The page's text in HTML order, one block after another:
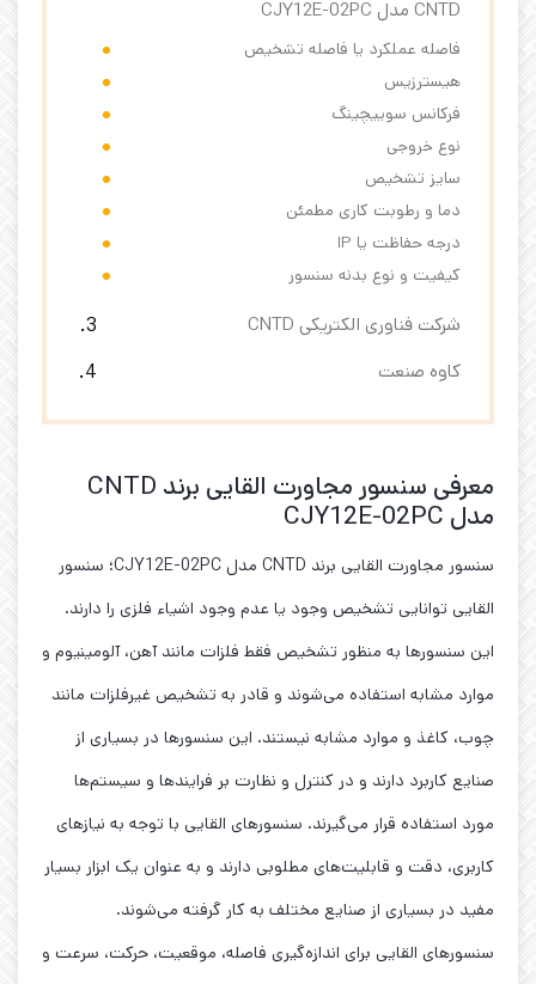
CNTD مدل CJY12E-02PC
فاصله عملکرد یا فاصله تشخیص
هیسترزیس
فرکانس سوییچینگ
نوع خروجی
سایز تشخیص
دما و رطوبت کاری مطمئن
درجه حفاظت یا IP
کیفیت و نوع بدنه سنسور
شرکت فناوری الکتریکی CNTD
کاوه صنعت
معرفی سنسور مجاورت القایی برند CNTD
مدل CJY12E-02PC
سنسور مجاورت القایی برند CNTD مدل CJY12E-02PC؛ سنسور
القایی توانایی تشخیص وجود یا عدم وجود اشیاء فلزی را دارند.
این سنسورها به منظور تشخیص فقط فلزات مانند آهن، آلومینیوم و
موارد مشابه استفاده می‌شوند و قادر به تشخیص غیرفلزات مانند
چوب، کاغذ و موارد مشابه نیستند. این سنسورها در بسیاری از
صنایع کاربرد دارند و در کنترل و نظارت بر فرایندها و سیستم‌ها
مورد استفاده قرار می‌گیرند. سنسورهای القایی با توجه به نیازهای
کاربری، دقت و قابلیت‌های مطلوبی دارند و به عنوان یک ابزار بسیار
مفید در بسیاری از صنایع مختلف به کار گرفته می‌شوند.
سنسورهای القایی برای اندازه‌گیری فاصله، موقعیت، حرکت، سرعت و